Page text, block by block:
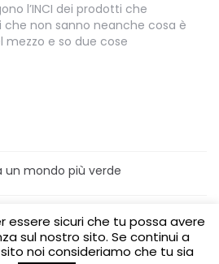
l’INCI dei prodotti che
non sanno neanche cosa è
mezzo e so due cose
un mondo più verde
Turismo sostenibile
Visite per le scuole
aziende Media Partner
essere sicuri che tu possa avere
sul nostro sito. Se continui a
noi consideriamo che tu sia